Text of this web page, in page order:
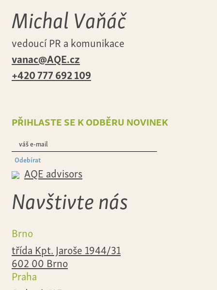
Michal Vaňáč
vedoucí PR a komunikace
vanac@AQE.cz
+420 777 692 109
přihlaste se k odběru novinek
Odebírat
AQE advisors
Navštivte nás
Brno
třída Kpt. Jaroše 1944/31
602 00 Brno
Praha